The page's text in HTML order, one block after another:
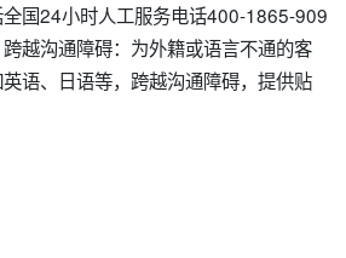
国24小时人工服务电话400-1865-909
越沟通障碍：为外籍或语言不通的客
语、日语等，跨越沟通障碍，提供贴